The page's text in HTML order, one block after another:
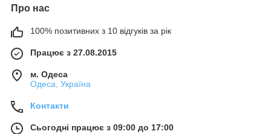
Про нас
100% позитивних з 10 відгуків за рік
Працює з 27.08.2015
м. Одеса
Одеса, Україна
Контакти
Сьогодні працює з 09:00 до 17:00